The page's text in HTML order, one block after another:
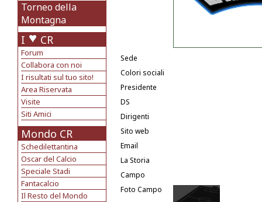
Torneo della
Montagna
I CR
Forum
Collabora con noi
I risultati sul tuo sito!
Area Riservata
Visite
Siti Amici
Mondo CR
Schedilettantina
Oscar del Calcio
Speciale Stadi
Fantacalcio
Il Resto del Mondo
Sede
Colori sociali
Presidente
DS
Dirigenti
Sito web
Email
La Storia
Campo
Foto Campo